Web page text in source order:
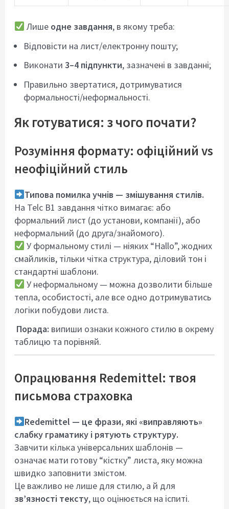
Лише одне завдання, в якому треба:
Відповісти на лист/електронну пошту;
Виконати 3–4 підпункти, зазначені в завданні;
Правильно звертатися, дотримуватися
формальності/неформальності.
Як готуватися: з чого почати?
Розуміння формату: офіційний vs
неофіційний стиль
Типова помилка учнів — змішування стилів.
На Telc B1 завдання чітко вимагає: або
формальний лист (до установи, компанії), або
неформальний (до друга/знайомого).
У формальному стилі — ніяких “Hallo”, жодних
смайликів, тільки чітка структура, діловий тон і
стандартні шаблони.
У неформальному — можна дозволити більше
тепла, особистості, але все одно дотримуватись
логіки побудови листа.
Порада: випиши ознаки кожного стилю в окрему
таблицю та порівняй.
Опрацювання Redemittel: твоя
письмова страховка
Redemittel — це фрази, які «виправляють»
слабку граматику і рятують структуру.
Завчити кілька універсальних шаблонів —
означає мати готову “кістку” листа, яку можна
швидко заповнити змістом.
Це важливо не лише для стилю, а й для
зв’язності тексту, що оцінюється на іспиті.